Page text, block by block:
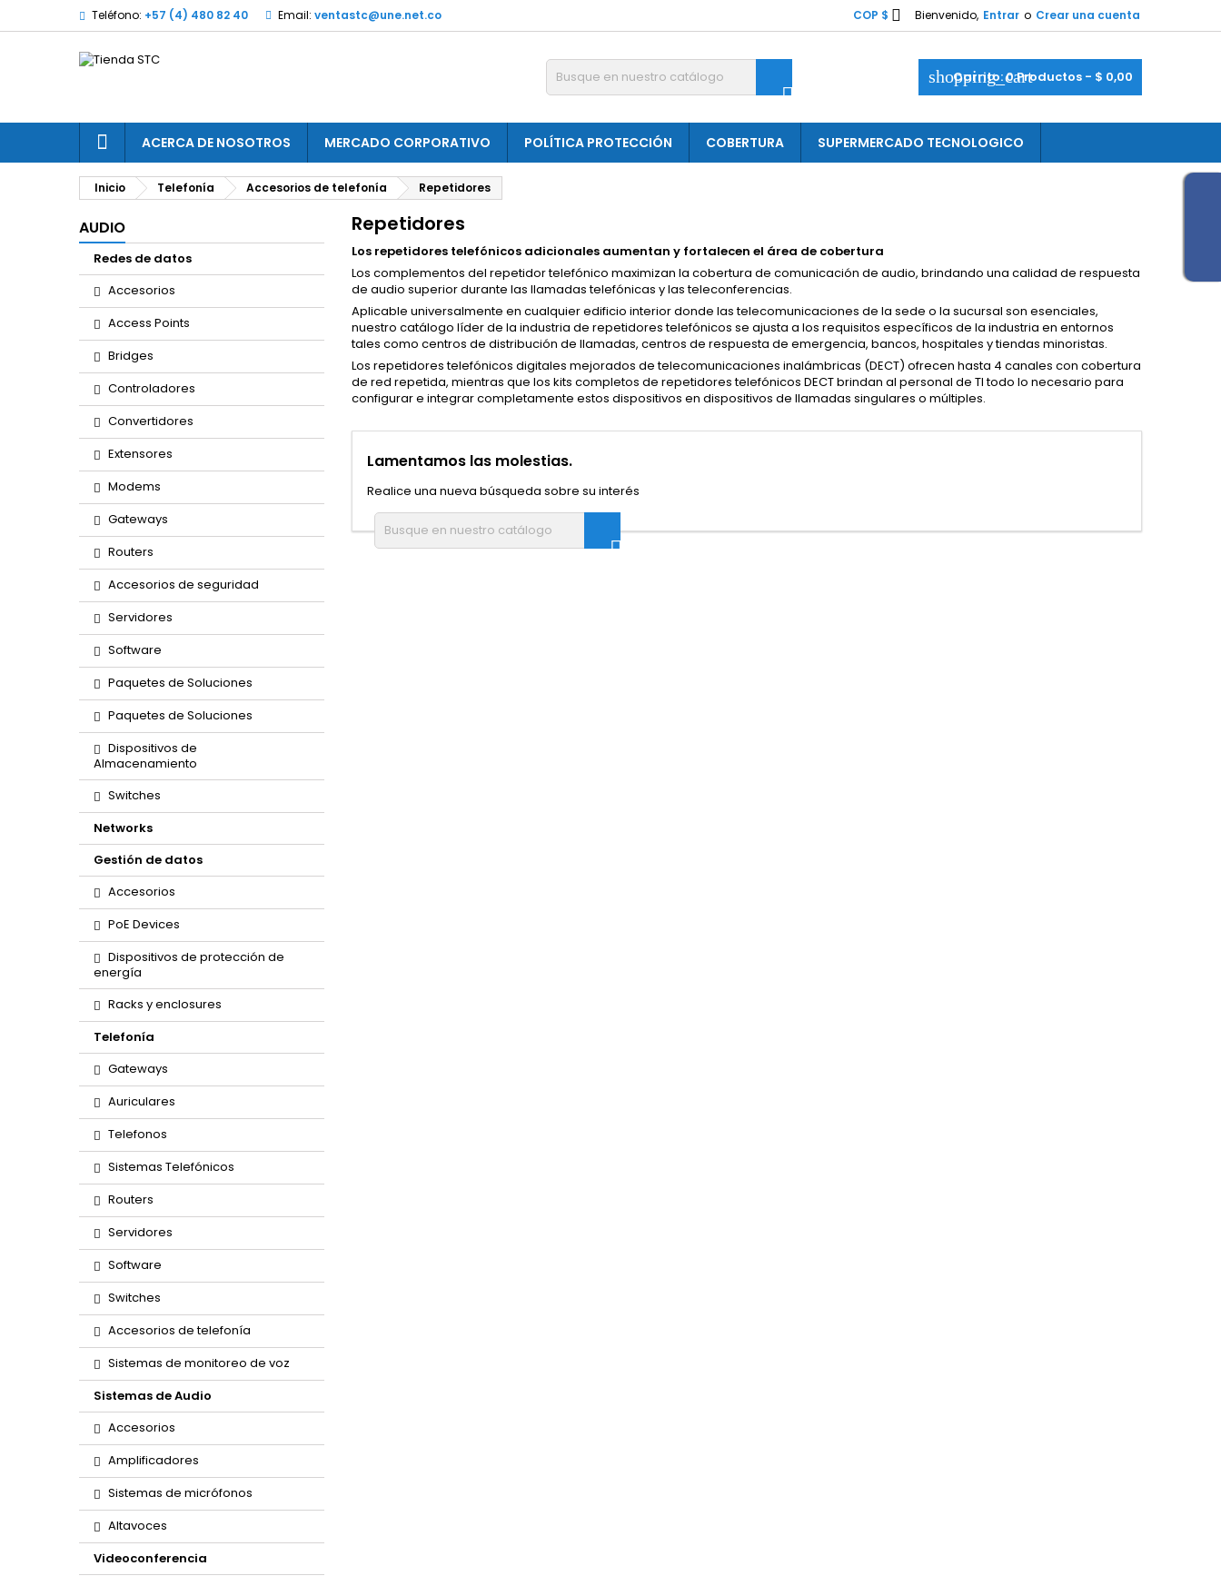
Teléfono: +57 (4) 480 82 40 Email: ventastc@une.net.co Bienvenido, Entrar o Crear una cuenta
COP $ 
shopping_cart
Carrito:0Productos - $ 0,00

ACERCA DE NOSOTROS MERCADO CORPORATIVO POLÍTICA PROTECCIÓN COBERTURA SUPERMERCADO TECNOLOGICO
Inicio Telefonía Accesorios de telefonía Repetidores
AUDIO
Redes de datos
Accesorios
Access Points
Bridges
Controladores
Convertidores
Extensores
Modems
Gateways
Routers
Accesorios de seguridad
Servidores
Software
Paquetes de Soluciones
Paquetes de Soluciones
Dispositivos de
Almacenamiento
Switches
Networks
Gestión de datos
Accesorios
PoE Devices
Dispositivos de protección de
energía
Racks y enclosures
Telefonía
Gateways
Auriculares
Telefonos
Sistemas Telefónicos
Routers
Servidores
Software
Switches
Accesorios de telefonía
Sistemas de monitoreo de voz
Sistemas de Audio
Accesorios
Amplificadores
Sistemas de micrófonos
Altavoces
Videoconferencia
Repetidores
Los repetidores telefónicos adicionales aumentan y fortalecen el área de cobertura
Los complementos del repetidor telefónico maximizan la cobertura de comunicación de audio, brindando una calidad de respuesta
de audio superior durante las llamadas telefónicas y las teleconferencias.
Aplicable universalmente en cualquier edificio interior donde las telecomunicaciones de la sede o la sucursal son esenciales,
nuestro catálogo líder de la industria de repetidores telefónicos se ajusta a los requisitos específicos de la industria en entornos
tales como centros de distribución de llamadas, centros de respuesta de emergencia, bancos, hospitales y tiendas minoristas.
Los repetidores telefónicos digitales mejorados de telecomunicaciones inalámbricas (DECT) ofrecen hasta 4 canales con cobertura
de red repetida, mientras que los kits completos de repetidores telefónicos DECT brindan al personal de TI todo lo necesario para
configurar e integrar completamente estos dispositivos en dispositivos de llamadas singulares o múltiples.
Lamentamos las molestias.
Realice una nueva búsqueda sobre su interés
